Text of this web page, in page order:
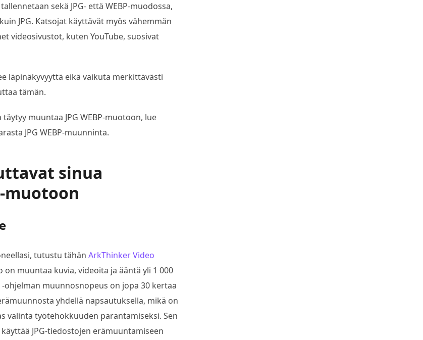
sekä JPG- että WEBP-muodossa,
JPG. Katsojat käyttävät myös vähemmän
videosivustot, kuten YouTube, suosivat
läpinäkyvyyttä eikä vaikuta merkittävästi
tämän.
muuntaa JPG WEBP-muotoon, lue
JPG WEBP-muunninta.
sinua
muotoon
tutustu tähän ArkThinker Video
muuntaa kuvia, videoita ja ääntä yli 1 000
muunnosnopeus on jopa 30 kertaa
yhdellä napsautuksella, mikä on
valinta työtehokkuuden parantamiseksi. Sen
JPG-tiedostojen erämuuntamiseen